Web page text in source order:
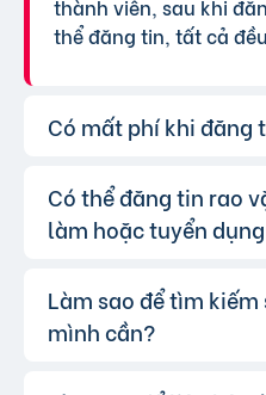
thành viên, sau khi
thể đăng tin, tất cả
Có mất phí khi đăng
Trả lời: Chúng tôi
phí cơ bản cho tất cả
thị, bạn có thể lựa
cấp với chi phí hợp lý,
VIP.
Có thể đăng tin rao
làm hoặc tuyển
Trả lời: Hoàn toàn có
tôi hỗ trợ đăng tin
đủ thông tin.
Làm sao để tìm
mình cần?